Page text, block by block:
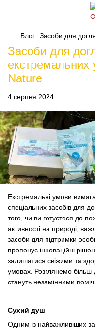
Блог Засоби для
Засоби для
екстремальних
Nature
4 серпня 2024
Екстремальні умови
спеціальних засобів для
того, чи ви готуєтеся до
активності на природі,
засоби для підтримки
пропонує інноваційні
залишатися свіжими та
умовах. Розглянемо більш
стануть незамінними
Сухий душ
Одним із найважливіших